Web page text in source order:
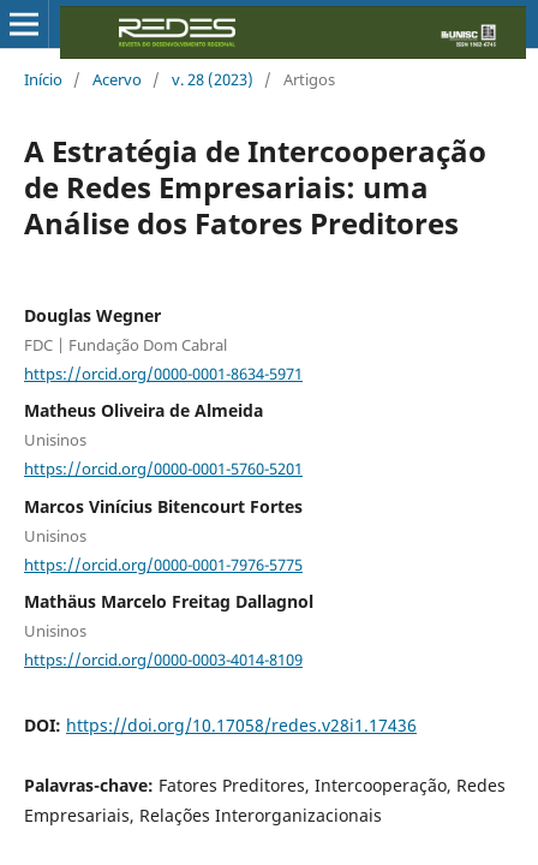
Início / Acervo / v. 28 (2023) / Artigos
A Estratégia de Intercooperação
de Redes Empresariais: uma
Análise dos Fatores Preditores
Douglas Wegner
FDC | Fundação Dom Cabral
https://orcid.org/0000-0001-8634-5971
Matheus Oliveira de Almeida
Unisinos
https://orcid.org/0000-0001-5760-5201
Marcos Vinícius Bitencourt Fortes
Unisinos
https://orcid.org/0000-0001-7976-5775
Mathäus Marcelo Freitag Dallagnol
Unisinos
https://orcid.org/0000-0003-4014-8109
DOI: https://doi.org/10.17058/redes.v28i1.17436
Palavras-chave: Fatores Preditores, Intercooperação, Redes
Empresariais, Relações Interorganizacionais